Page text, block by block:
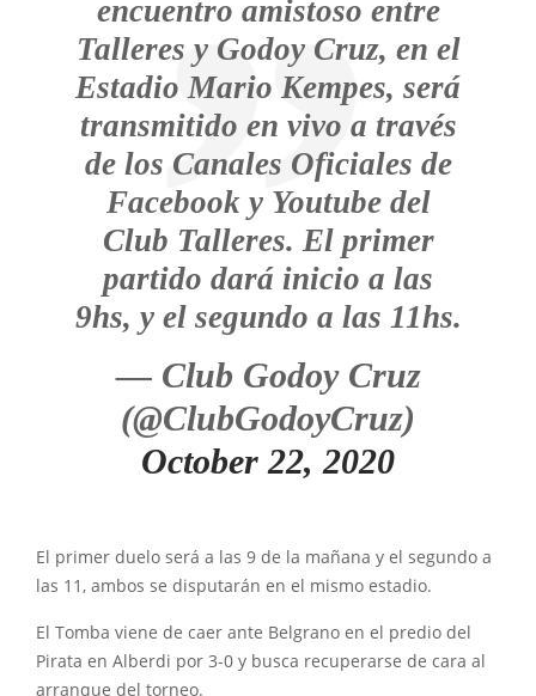
encuentro amistoso entre
Talleres y Godoy Cruz, en el
Estadio Mario Kempes, será
transmitido en vivo a través
de los Canales Oficiales de
Facebook y Youtube del
Club Talleres. El primer
partido dará inicio a las
9hs, y el segundo a las 11hs.
— Club Godoy Cruz
(@ClubGodoyCruz)
October 22, 2020
El primer duelo será a las 9 de la mañana y el segundo a
las 11, ambos se disputarán en el mismo estadio.
El Tomba viene de caer ante Belgrano en el predio del
Pirata en Alberdi por 3-0 y busca recuperarse de cara al
arranque del torneo.